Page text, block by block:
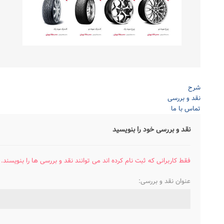
شرح
نقد و بررسی
تماس با ما
نقد و بررسی خود را بنویسید
فقط کاربرانی که ثبت نام کرده اند می توانند نقد و بررسی ها را بنویسند.
عنوان نقد و بررسی: